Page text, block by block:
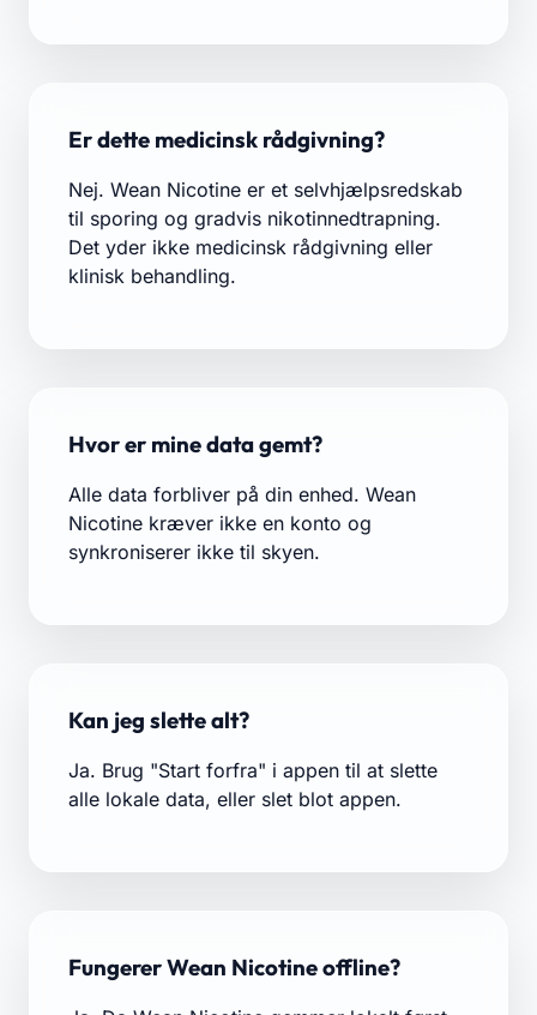
Er dette medicinsk rådgivning?
Nej. Wean Nicotine er et selvhjælpsredskab
til sporing og gradvis nikotinnedtrapning.
Det yder ikke medicinsk rådgivning eller
klinisk behandling.
Hvor er mine data gemt?
Alle data forbliver på din enhed. Wean
Nicotine kræver ikke en konto og
synkroniserer ikke til skyen.
Kan jeg slette alt?
Ja. Brug "Start forfra" i appen til at slette
alle lokale data, eller slet blot appen.
Fungerer Wean Nicotine offline?